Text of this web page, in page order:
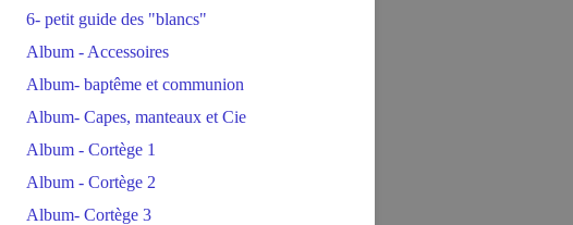
6- petit guide des "blancs"
Album - Accessoires
Album- baptême et communion
Album- Capes, manteaux et Cie
Album - Cortège 1
Album - Cortège 2
Album- Cortège 3